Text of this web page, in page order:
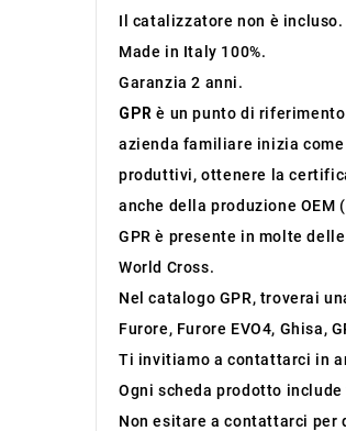
Il catalizzatore non è incluso.
Made in Italy 100%.
Garanzia 2 anni.
GPR è un punto di
azienda familiare inizia
produttivi, ottenere la
anche della produzione
GPR è presente in molte
World Cross.
Nel catalogo GPR, troverai
Furore, Furore EVO4, Ghisa,
Ti invitiamo a contattarci in
Ogni scheda prodotto
Non esitare a contattarci